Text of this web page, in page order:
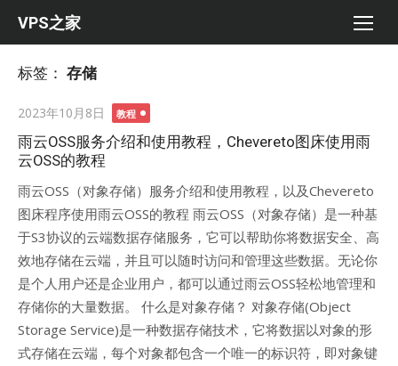
VPS之家
标签： 存储
Posted
on
2023年10月8日 教程
雨云OSS服务介绍和使用教程，Chevereto图床使用雨
云OSS的教程
雨云OSS（对象存储）服务介绍和使用教程，以及Chevereto
图床程序使用雨云OSS的教程 雨云OSS（对象存储）是一种基
于S3协议的云端数据存储服务，它可以帮助你将数据安全、高
效地存储在云端，并且可以随时访问和管理这些数据。无论你
是个人用户还是企业用户，都可以通过雨云OSS轻松地管理和
存储你的大量数据。 什么是对象存储？ 对象存储(Object
Storage Service)是一种数据存储技术，它将数据以对象的形
式存储在云端，每个对象都包含一个唯一的标识符，即对象键